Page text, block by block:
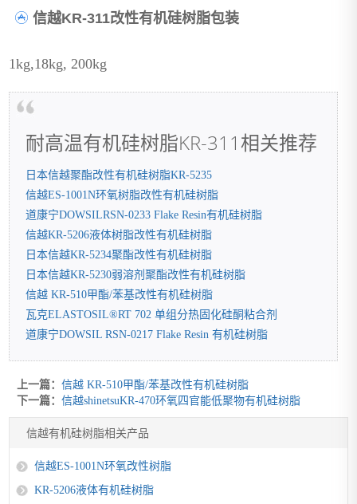
信越KR-311改性有机硅树脂包装
1kg,18kg, 200kg
耐高温有机硅树脂KR-311相关推荐
日本信越聚酯改性有机硅树脂KR-5235
信越ES-1001N环氧树脂改性有机硅树脂
道康宁DOWSILRSN-0233 Flake Resin有机硅树脂
信越KR-5206液体树脂改性有机硅树脂
日本信越KR-5234聚酯改性有机硅树脂
日本信越KR-5230弱溶剂聚酯改性有机硅树脂
信越 KR-510甲酯/苯基改性有机硅树脂
瓦克ELASTOSIL®RT 702 单组分热固化硅酮粘合剂
道康宁DOWSIL RSN-0217 Flake Resin 有机硅树脂
上一篇：信越 KR-510甲酯/苯基改性有机硅树脂
下一篇：信越shinetsuKR-470环氧四官能低聚物有机硅树脂
信越有机硅树脂相关产品
信越ES-1001N环氧改性树脂
KR-5206液体有机硅树脂